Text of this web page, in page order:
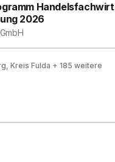
Handelsfachwirt
2026
Kreis Fulda + 185 weitere